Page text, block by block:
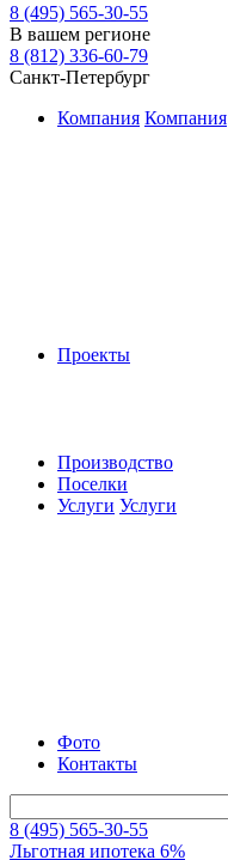
8 (495) 565-30-55
В вашем регионе
8 (812) 336-60-79
Санкт-Петербург
Компания Компания
Проекты
Производство
Поселки
Услуги Услуги
Фото
Контакты
8 (495) 565-30-55
Льготная ипотека 6%